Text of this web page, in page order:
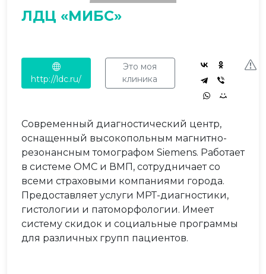
ЛДЦ «МИБС»
http://ldc.ru/
Это моя
клиника
Современный диагностический центр,
оснащенный высокопольным магнитно-
резонансным томографом Siemens. Работает
в системе ОМС и ВМП, сотрудничает со
всеми страховыми компаниями города.
Предоставляет услуги МРТ-диагностики,
гистологии и патоморфологии. Имеет
систему скидок и социальные программы
для различных групп пациентов.